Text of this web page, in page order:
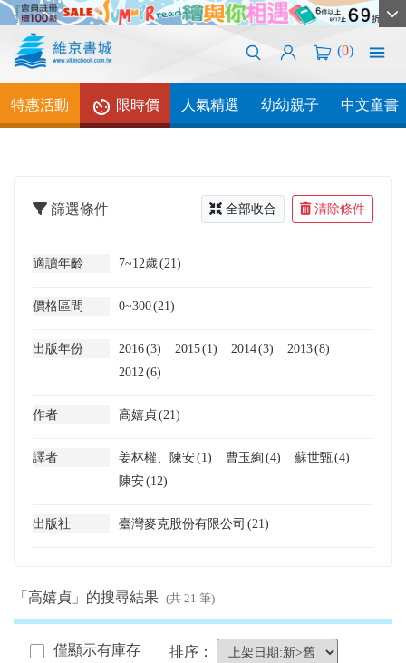
(0)
特惠活動 限時價 人氣精選 幼幼親子 中文童書
篩選條件 全部收合 清除條件
適讀年齡 7~12歲(21)
價格區間 0~300(21)
出版年份 2016(3) 2015(1) 2014(3) 2013(8)
2012(6)
作者 高嬉貞(21)
譯者 姜林權、陳安(1) 曹玉絢(4) 蘇世甄(4)
陳安(12)
出版社 臺灣麥克股份有限公司 (21)
「高嬉貞」的搜尋結果 (共 21 筆)
僅顯示有庫存 排序：